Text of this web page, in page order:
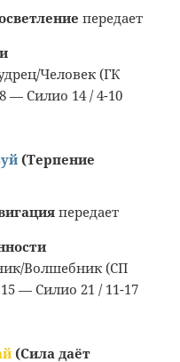
передает
Человек (ГК
— Силио 14 / 4-10
(Терпение
передает
Волшебник (СП
— Силио 21 / 11-17
(Сила даёт